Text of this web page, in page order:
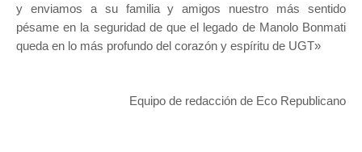
y enviamos a su familia y amigos nuestro más sentido
pésame en la seguridad de que el legado de Manolo Bonmati
queda en lo más profundo del corazón y espíritu de UGT»
Equipo de redacción de Eco Republicano